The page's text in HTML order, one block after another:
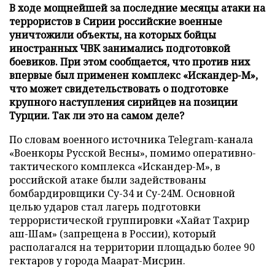
В ходе мощнейшей за последние месяцы атаки на
террористов в Сирии российские военные
уничтожили объекты, на которых бойцы
иностранных ЧВК занимались подготовкой
боевиков. При этом сообщается, что против них
впервые был применен комплекс «Искандер-М»,
что может свидетельствовать о подготовке
крупного наступления сирийцев на позиции
Турции. Так ли это на самом деле?
По словам военного источника Telegram-канала
«Военкоры Русской Весны», помимо оперативно-
тактического комплекса «Искандер-М», в
российской атаке были задействованы
бомбардировщики Су-34 и Су-24М. Основной
целью ударов стал лагерь подготовки
террористической группировки «Хайат Тахрир
аш-Шам» (запрещена в России), который
располагался на территории площадью более 90
гектаров у города Маарат-Мисрин.